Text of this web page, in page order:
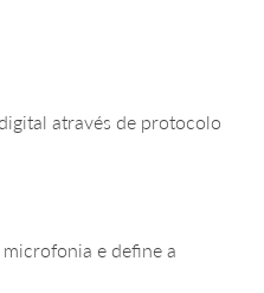
através de protocolo
e define a